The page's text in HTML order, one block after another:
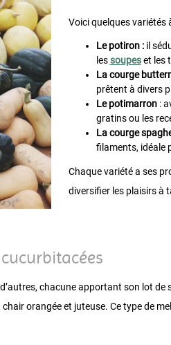
Voici quelques variétés
Le potiron : il
lessoupeset les
La courge
prêtent à divers
Le potimarron:
gratins ou les
La courge
filaments, idéale
Chaque variété a ses
diversifier les plaisirs à
chacune apportant son lot de
orangée et juteuse. Ce type de